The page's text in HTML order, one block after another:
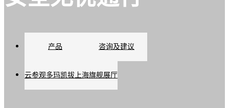
产品 咨询及建议
云参观多玛凯拔上海旗舰展厅